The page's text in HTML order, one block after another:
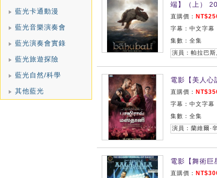
藍光卡通動漫
藍光音樂演奏會
藍光演奏會實錄
藍光旅遊探險
藍光自然/科學
其他藍光
端】（上）
直購價：
字幕：中文字幕
集數：全集
電影【美人
直購價：
字幕：中文字幕
集數：全集
電影【舞術
直購價：